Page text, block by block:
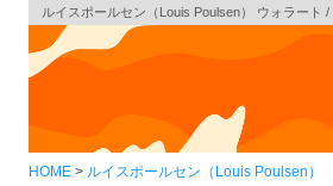
ルイスポールセン（Louis Poulsen） ウォラート
HOME ルイスポールセン（Louis Poulsen）